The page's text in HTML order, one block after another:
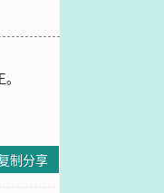
制分享